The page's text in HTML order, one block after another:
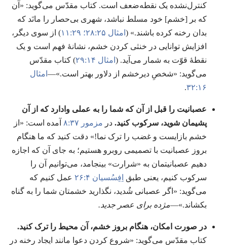
کنترل‌نشده یک نقطه‌ضعف است.‏ کتاب مقدّس می‌گوید:‏ «آن
که بر [خشم] خود مسلط نباشد،‏ شهری بی‌حصار را مانَد که
بدان رخنه کرده باشند.‏» (‏ امثال ۲۵:‏۲۸؛‏
)‏ از سوی دیگر،‏
افزایش توانایی در خنثی کردن خشم،‏ نشانهٔ فهم است و یک
نقطهٔ قوّت به شمار می‌آید.‏ (‏ امثال ۱۴:‏۲۹
)‏ کتاب مقدّس
می‌گوید:‏ «شخصِ دیرخشم از دلاور بهتر است.‏»—‏ امثال
۱۶:‏۳۲
.‏
عصبانیت را قبل از آن که شما را به عملی وادارد که از آن
پشیمان شوید،‏ سرکوب کنید.‏ در مزمور ۳۷:‏۸
آمده است:‏ «از
خشم بازایست و غضب را ترک نما!‏» دقت کنید که ما هنگام
بروز عصبانیت با تصمیمی روبرو هستیم؛‏ به جای آن که اجازه
دهیم عصبانیتمان به «شرارت» بینجامد،‏ می‌توانیم آن را
سرکوب کنیم،‏ یعنی طبق اِفِسُسیان ۴:‏۲۶
عمل کنیم که
می‌گوید:‏ «اگر عصبانی شُدید،‏ نگذارید خشمتان شما را به گناه
بکشاند.‏»—‏مژده برای عصر جدید.‏
در صورت امکان،‏ هنگام بروز خشم،‏ آن محیط را ترک کنید.‏
کتاب مقدّس می‌گوید:‏ «شروع کردن دعوا مانند ایجاد رخنه در